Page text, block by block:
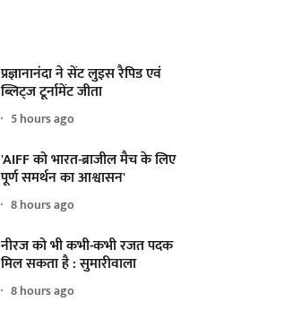
प्रज्ञानानंदा ने सेंट लुइस रैपिड एवं
ब्लिट्ज टूर्नामेंट जीता
5 hours ago
'AIFF को भारत-ब्राजील मैच के लिए
पूर्ण समर्थन का आश्वासन'
8 hours ago
नीरज को भी कभी-कभी रजत पदक
मिल सकता है : सुमारीवाला
8 hours ago